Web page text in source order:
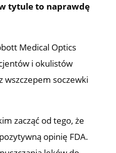
tytule to naprawdę
Medical Optics
i okulistów
wszczepem soczewki
zacząć od tego, że
opinię FDA.